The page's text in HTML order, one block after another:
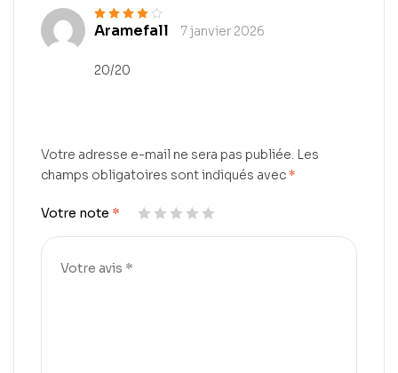
Note4sur
Aramefall 7 janvier 2026
20/20
Votre adresse e-mail ne sera pas publiée. Les
champs obligatoires sont indiqués avec*
Votre note *